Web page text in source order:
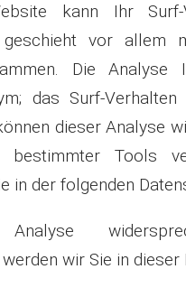
kann Ihr Surf-
geschieht vor allem
Die Analyse
das Surf-
dieser Analyse
Tools
in der folgenden
wir Sie in